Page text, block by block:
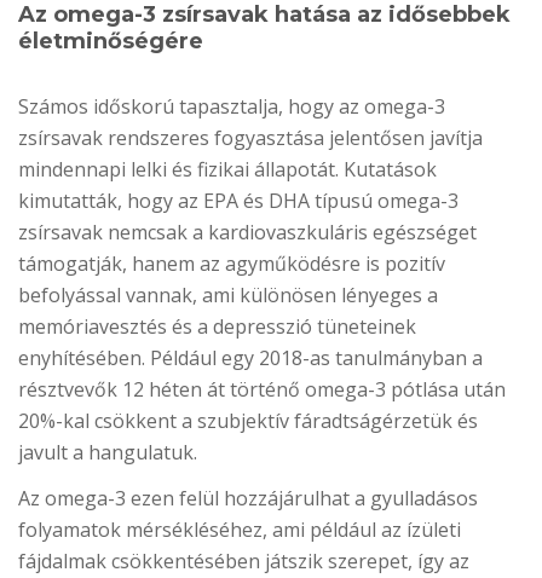
Az omega-3 zsírsavak hatása az idősebbek
életminőségére
Számos időskorú tapasztalja, hogy az omega-3
zsírsavak rendszeres fogyasztása jelentősen javítja
mindennapi lelki és fizikai állapotát. Kutatások
kimutatták, hogy az EPA és DHA típusú omega-3
zsírsavak nemcsak a kardiovaszkuláris egészséget
támogatják, hanem az agyműködésre is pozitív
befolyással vannak, ami különösen lényeges a
memóriavesztés és a depresszió tüneteinek
enyhítésében. Például egy 2018-as tanulmányban a
résztvevők 12 héten át történő omega-3 pótlása után
20%-kal csökkent a szubjektív fáradtságérzetük és
javult a hangulatuk.
Az omega-3 ezen felül hozzájárulhat a gyulladásos
folyamatok mérsékléséhez, ami például az ízületi
fájdalmak csökkentésében játszik szerepet, így az